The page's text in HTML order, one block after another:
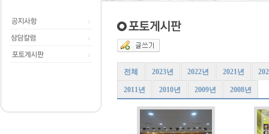
전체 2023년 2022년 2021년
2011년 2010년 2009년 2008년